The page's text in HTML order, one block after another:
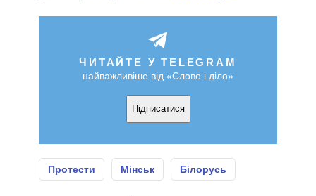
ЧИТАЙТЕ У TELEGRAM
найважливіше від «Слово і діло»
Підписатися
Протести Мінськ Білорусь